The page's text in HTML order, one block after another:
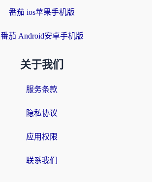
番茄 ios苹果手机版
番茄 Android安卓手机版
关于我们
服务条款
隐私协议
应用权限
联系我们